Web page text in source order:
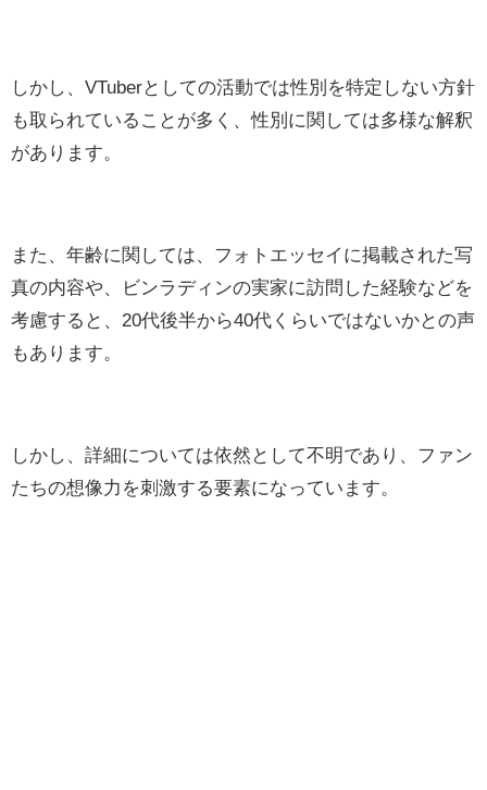
しかし、VTuberとしての活動では性別を特定しない方針
も取られていることが多く、性別に関しては多様な解釈
があります。
また、年齢に関しては、フォトエッセイに掲載された写
真の内容や、ビンラディンの実家に訪問した経験などを
考慮すると、20代後半から40代くらいではないかとの声
もあります。
しかし、詳細については依然として不明であり、ファン
たちの想像力を刺激する要素になっています。